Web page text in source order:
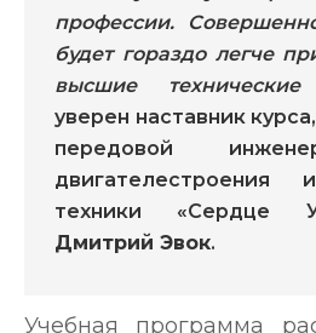
профессии.
будет гораздо легче
высшие технические
уверен наставник
передовой
двигателестроения
техники «Сердце
Дмитрий Эвок.
Учебная программа